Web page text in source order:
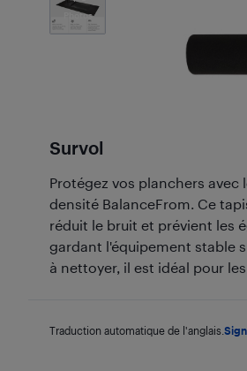
Photos
Survol
Protégez vos planchers
densité BalanceFrom. Ce
réduit le bruit et prévient les
gardant l'équipement stable
à nettoyer, il est idéal pour
Traduction automatique de l'anglais.